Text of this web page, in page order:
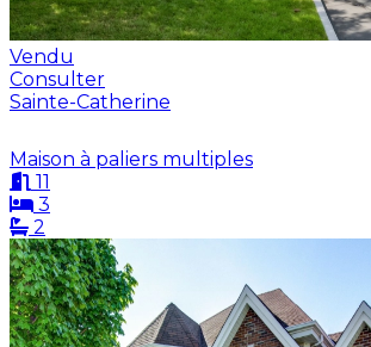
Vendu
Consulter
Sainte-Catherine
Maison à paliers multiples
11
3
2